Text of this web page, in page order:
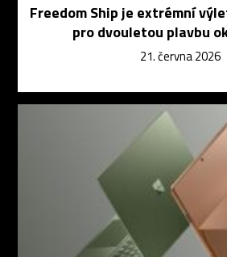
Freedom Ship je extrémní
pro dvouletou plavbu
21. června 2026